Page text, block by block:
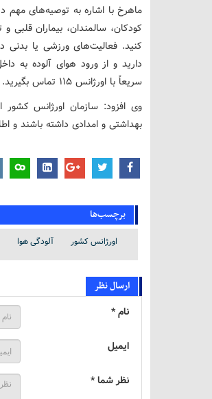
ماهرخ با اشاره به توصیه‌های مهم
کنید. فعالیت‌های ورزشی یا بدنی
دارید و از ورود هوای آلوده به
سریعاً با اورژانس 115 تماس بگیرید.
وی افزود: سازمان اورژانس
بهداشتی و امدادی داشته باشند و
برچسب‌ها
اورژانس کشور آلودگی هوا
ارسال نظر
نام *
ایمیل
نظر شما *